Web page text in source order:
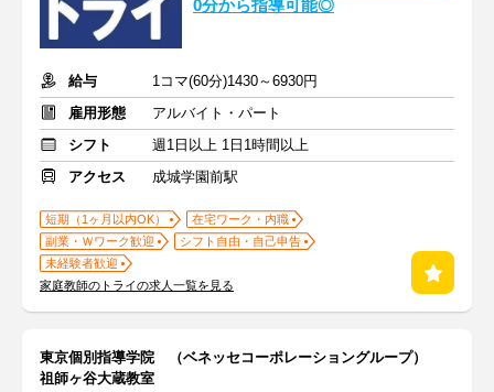
0分から指導可能◎
給与
1コマ(60分)1430～6930円
雇用形態
アルバイト・パート
シフト
週1日以上 1日1時間以上
アクセス
成城学園前駅
短期（1ヶ月以内OK）
在宅ワーク・内職
副業・Ｗワーク歓迎
シフト自由・自己申告
未経験者歓迎
家庭教師のトライの求人一覧を見る
東京個別指導学院 （ベネッセコーポレーショングループ）
祖師ヶ谷大蔵教室